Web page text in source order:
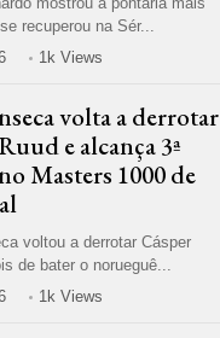
recuperou na Sér...
1k Views
volta a derrotar
e alcança 3ª
Masters 1000 de
voltou a derrotar Cásper
de bater o norueguê...
1k Views